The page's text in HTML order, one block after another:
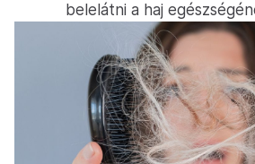
belelátni a haj